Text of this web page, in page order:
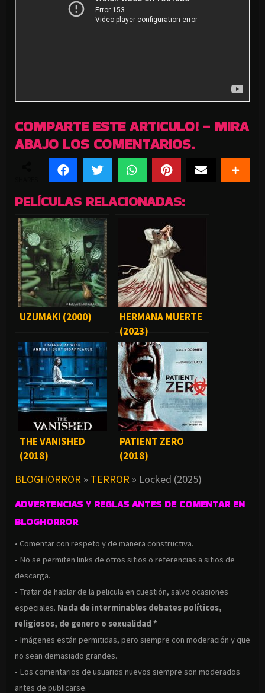
COMPARTE ESTE ARTICULO! - MIRA
ABAJO LOS COMENTARIOS.
PELÍCULAS RELACIONADAS:
UZUMAKI (2000)
HERMANA MUERTE
(2023)
THE VANISHED
(2018)
PATIENT ZERO
(2018)
BLOGHORROR » TERROR » Locked (2025)
ADVERTENCIAS Y REGLAS ANTES DE COMENTAR EN
BLOGHORROR
• Comentar con respeto y de manera constructiva.
• No se permiten links de otros sitios o referencias a sitios de
descarga.
• Tratar de hablar de la pelicula en cuestión, salvo ocasiones
especiales. Nada de interminables debates políticos,
religiosos, de genero o sexualidad *
• Imágenes están permitidas, pero siempre con moderación y que
no sean demasiado grandes.
• Los comentarios de usuarios nuevos siempre son moderados
antes de publicarse.